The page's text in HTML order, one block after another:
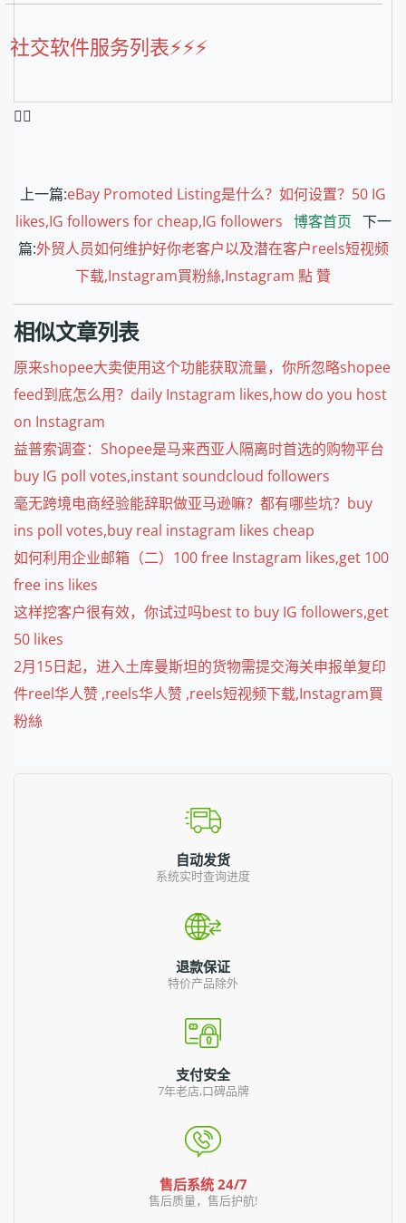
社交软件服务列表⚡️⚡️⚡️
❤️‍🔥
上一篇:eBay Promoted Listing是什么？如何设置？50 IG
likes,IG followers for cheap,IG followers 博客首页 下一
篇:外贸人员如何维护好你老客户以及潜在客户reels短视频
下载,Instagram買粉絲,Instagram 點 贊
相似文章列表
原来shopee大卖使用这个功能获取流量，你所忽略shopee
feed到底怎么用？daily Instagram likes,how do you host
on Instagram
益普索调查：Shopee是马来西亚人隔离时首选的购物平台
buy IG poll votes,instant soundcloud followers
毫无跨境电商经验能辞职做亚马逊嘛？都有哪些坑？buy
ins poll votes,buy real instagram likes cheap
如何利用企业邮箱（二）100 free Instagram likes,get 100
free ins likes
这样挖客户很有效，你试过吗best to buy IG followers,get
50 likes
2月15日起，进入土库曼斯坦的货物需提交海关申报单复印
件reel华人赞 ,reels华人赞 ,reels短视频下载,Instagram買
粉絲
自动发货
系统实时查询进度
退款保证
特价产品除外
支付安全
7年老店,口碑品牌
售后系统 24/7
售后质量，售后护航!